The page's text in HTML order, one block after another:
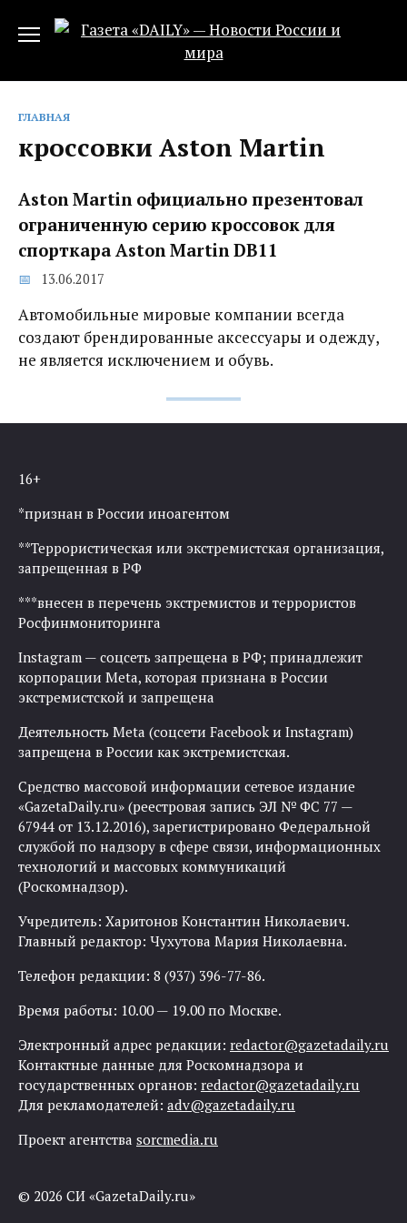
ГЛАВНАЯ
кроссовки Aston Martin
Aston Martin официально презентовал
ограниченную серию кроссовок для
спорткара Aston Martin DB11
13.06.2017
Автомобильные мировые компании всегда
создают брендированные аксессуары и одежду,
не является исключением и обувь.
16+
*признан в России иноагентом
**Террористическая или экстремистская организация,
запрещенная в РФ
***внесен в перечень экстремистов и террористов
Росфинмониторинга
Instagram — соцсеть запрещена в РФ; принадлежит
корпорации Meta, которая признана в России
экстремистской и запрещена
Деятельность Meta (соцсети Facebook и Instagram)
запрещена в России как экстремистская.
Средство массовой информации сетевое издание
«GazetaDaily.ru» (реестровая запись ЭЛ № ФС 77 —
67944 от 13.12.2016), зарегистрировано Федеральной
службой по надзору в сфере связи, информационных
технологий и массовых коммуникаций
(Роскомнадзор).
Учредитель: Харитонов Константин Николаевич.
Главный редактор: Чухутова Мария Николаевна.
Телефон редакции: 8 (937) 396-77-86.
Время работы: 10.00 — 19.00 по Москве.
Электронный адрес редакции: redactor@gazetadaily.ru
Контактные данные для Роскомнадзора и
государственных органов: redactor@gazetadaily.ru
Для рекламодателей: adv@gazetadaily.ru
Проект агентства sorcmedia.ru
© 2026 СИ «GazetaDaily.ru»